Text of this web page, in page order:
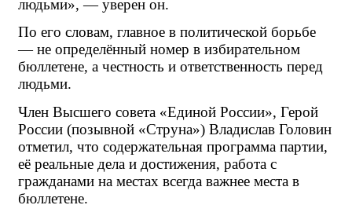
людьми», — уверен он.
По его словам, главное в политической борьбе
— не определённый номер в избирательном
бюллетене, а честность и ответственность перед
людьми.
Член Высшего совета «Единой России», Герой
России (позывной «Струна») Владислав Головин
отметил, что содержательная программа партии,
её реальные дела и достижения, работа с
гражданами на местах всегда важнее места в
бюллетене.